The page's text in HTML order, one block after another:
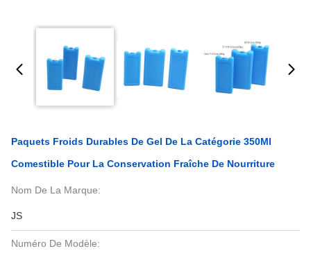
Paquets Froids Durables De Gel De La Catégorie 350Ml
Comestible Pour La Conservation Fraîche De Nourriture
Nom De La Marque:
JS
Numéro De Modèle: